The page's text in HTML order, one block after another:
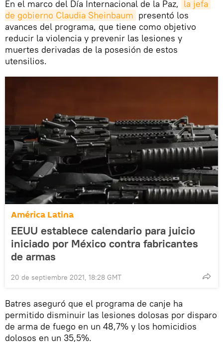
En el marco del Día Internacional de la Paz, la jefa
de gobierno Claudia Sheinbaum presentó los
avances del programa, que tiene como objetivo
reducir la violencia y prevenir las lesiones y
muertes derivadas de la posesión de estos
utensilios.
América Latina
EEUU establece calendario para juicio
iniciado por México contra fabricantes
de armas
20 de septiembre 2021, 18:28 GMT
Batres aseguró que el programa de canje ha
permitido disminuir las lesiones dolosas por disparo
de arma de fuego en un 48,7% y los homicidios
dolosos en un 35,5%.